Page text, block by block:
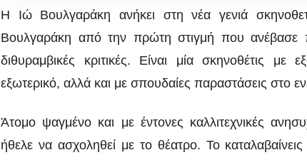
ΘΕΑΤΡΙΚΈΣ ΜΟΡΦΈΣ
γενιά
σκηνοθετών
είναι
εδώ
Η Ιώ Βουλγαράκη ανήκει στη νέα γενιά
Βουλγαράκη από την πρώτη στιγμή που
διθυραμβικές κριτικές. Είναι μία σκηνοθέτις με
εξωτερικό, αλλά και με σπουδαίες παραστάσεις στο
Άτομο ψαγμένο και με έντονες καλλιτεχνικές
ήθελε να ασχοληθεί με το θέατρο. Το